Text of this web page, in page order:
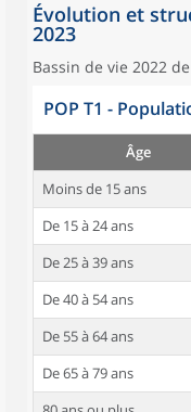
Évolution et
2023
Bassin de vie 2022
POP T1 -
Âge
Moins de 15 ans
De 15 à 24 ans
De 25 à 39 ans
De 40 à 54 ans
De 55 à 64 ans
De 65 à 79 ans